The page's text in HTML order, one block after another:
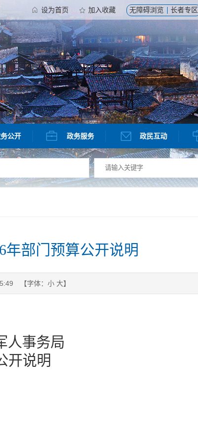
设为首页 加入收藏 无障碍浏览 长者专区
公开 政务服务 政民互动
年部门预算公开说明
【字体： 小 大】
人事务局
开说明